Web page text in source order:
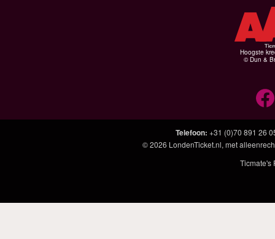
Hoogste
© Dun &
Telefoon: +31 (0)70 891 26
© 2026 LondenTicket.nl, met
Ticmate's